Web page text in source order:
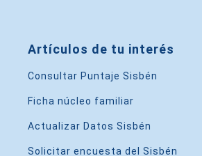
Artículos de tu interés
Consultar Puntaje Sisbén
Ficha núcleo familiar
Actualizar Datos Sisbén
Solicitar encuesta del Sisbén